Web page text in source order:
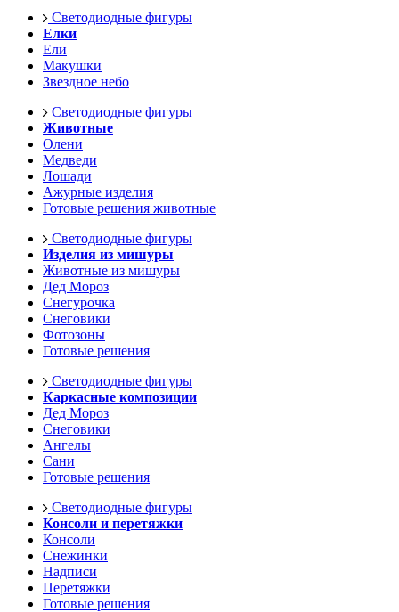
Светодиодные фигуры
Елки
Ели
Макушки
Звездное небо
Светодиодные фигуры
Животные
Олени
Медведи
Лошади
Ажурные изделия
Готовые решения животные
Светодиодные фигуры
Изделия из мишуры
Животные из мишуры
Дед Мороз
Снегурочка
Снеговики
Фотозоны
Готовые решения
Светодиодные фигуры
Каркасные композиции
Дед Мороз
Снеговики
Ангелы
Сани
Готовые решения
Светодиодные фигуры
Консоли и перетяжки
Консоли
Снежинки
Надписи
Перетяжки
Готовые решения